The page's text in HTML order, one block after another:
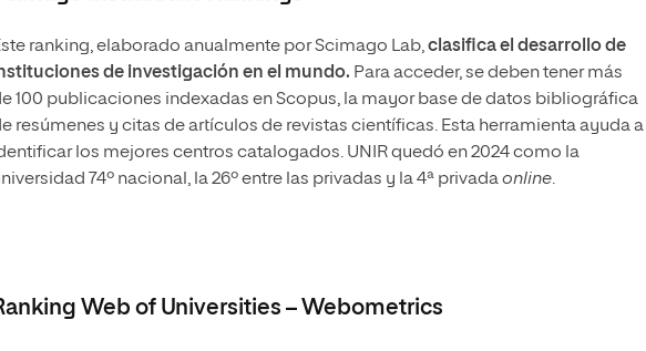
ranking, elaborado anualmente por Scimago Lab,clasifica el desarrollo de
de investigación en el mundo. Para acceder, se deben tener más
100 publicaciones indexadas en Scopus, la mayor base de datos bibliográfica
resúmenes y citas de artículos de revistas científicas. Esta herramienta ayuda a
los mejores centros catalogados. UNIR quedó en 2024 como la
74º nacional, la 26º entre las privadas y la 4ª privadaonline.
Web of Universities – Webometrics